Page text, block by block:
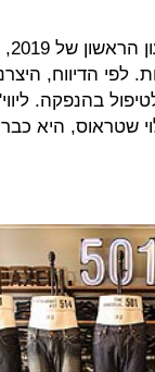
לפי הדיווח,
בהנפקה.
שטראוס, היא